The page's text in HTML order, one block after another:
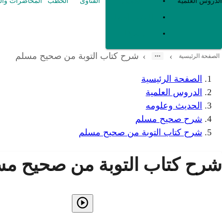
الصفحة الرئيسية ›
› شرح كتاب التوبة من صحيح مسلم
الصفحة الرئيسية
الدروس العلمية
الحديث وعلومه
شرح صحيح مسلم
شرح كتاب التوبة من صحيح مسلم
شرح كتاب التوبة من صحيح